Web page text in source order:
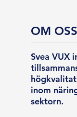
OM OSS
Svea VUX
inom
sektorn.